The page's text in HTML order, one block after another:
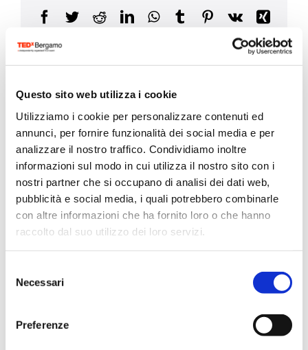
Questo sito web utilizza i cookie
Utilizziamo i cookie per personalizzare contenuti ed
annunci, per fornire funzionalità dei social media e per
analizzare il nostro traffico. Condividiamo inoltre
informazioni sul modo in cui utilizza il nostro sito con i
nostri partner che si occupano di analisi dei dati web,
pubblicità e social media, i quali potrebbero combinarle
con altre informazioni che ha fornito loro o che hanno
raccolto dal suo utilizzo dei loro servizi.
delNecessari
Preferenze
Facebook
TwitterRedditLinkedInWhatsApp
TumblrPinterest
Vk
Xing
Scritto da:TEDxBergamo